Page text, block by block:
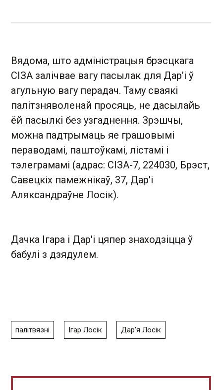
Вядома, што адміністрацыя брэсцкага
СІЗА залічвае вагу пасылак для Дар’і ў
агульную вагу перадач. Таму сваякі
палітзняволенай просяць, не дасылайь
ёй пасылкі без узгаднення. Зрэшчы,
можна падтрымаць яе грашовымі
пераводамі, паштоўкамі, лістамі і
тэлеграмамі (адрас: СІЗА-7, 224030, Брэст,
Савецкіх памежнікаў, 37, Дар'і
Аляксандраўне Лосік).
Дачка Ігара і Дар'і цяпер знаходзіцца ў
бабулі з дзядулем.
палітвязні Ігар Лосік Дар'я Лосік